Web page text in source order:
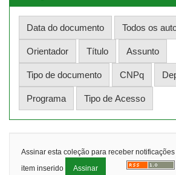
Assinar esta coleção para receber
item inserido